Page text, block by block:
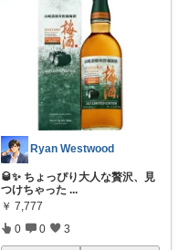
Ryan Westwood
🥃✨ ちょっぴり大人な贅沢、見
つけちゃった ...
￥ 7,777
0 0 3